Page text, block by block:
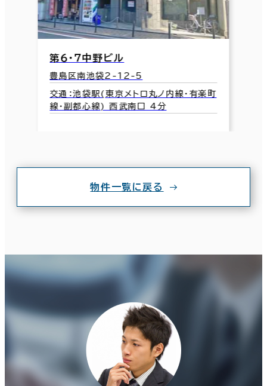
第６・７中野ビル
豊島区南池袋2-12-5
交通：池袋駅(東京メトロ丸ノ内線･有楽町
線･副都心線) 西武南口 4分
物件一覧に戻る